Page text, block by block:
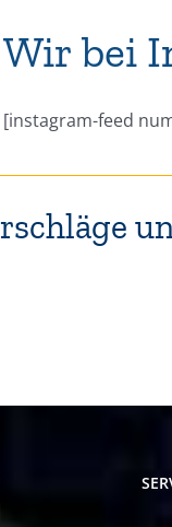
Wir bei
[instagram-feed